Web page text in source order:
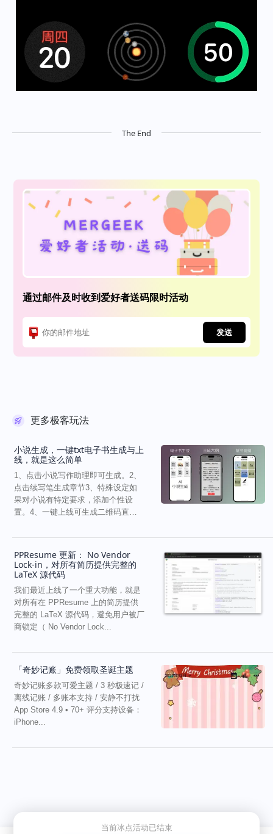
The End
当前冰点活动已结束
通过邮件及时收到爱好者送码限时活动
发送
更多极客玩法
小说生成，一键txt电子书生成与上
线，就是这么简单
1、点击小说写作助理即可生成。2、
点击续写笔生成章节3、特殊设定如
果对小说有特定要求，添加个性设
置。4、一键上线可生成二维码直接
PPResume 更新： No Vendor
Lock-in，对所有简历提供完整的
LaTeX 源代码
我们最近上线了一个重大功能，就是
对所有在 PPResume 上的简历提供
完整的 LaTeX 源代码，避免用户被厂
商锁定（ No Vendor Lock...
「奇妙记账」免费领取圣诞主题
奇妙记账多款可爱主题 / 3 秒极速记 /
离线记账 / 多账本支持 / 安静不打扰
App Store 4.9 • 70+ 评分支持设备：
iPhone...